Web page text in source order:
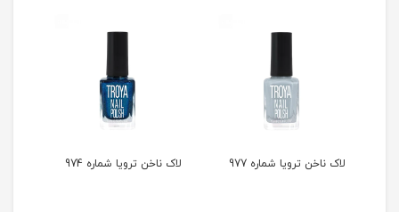
لاک ناخن ترویا شماره 977 لاک ناخن ترویا شماره 974